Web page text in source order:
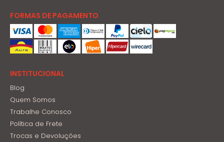
FORMAS DE PAGAMENTO
INSTITUCIONAL
Blog
Quem Somos
Trabalhe Conosco
Política de Frete
Trocas e Devoluções